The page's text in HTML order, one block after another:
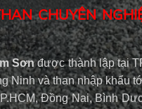
CHUYÊN
Sơnđược thành lập tại
Ninh và than nhập khẩu
Đồng Nai, Bình